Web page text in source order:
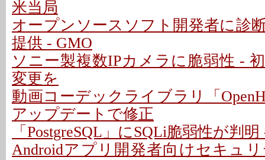
米当局
オープンソースソフト開発者に診
提供 - GMO
ソニー製複数IPカメラに脆弱性 -
変更を
動画コーデックライブラリ「
アップデートで修正
「PostgreSQL」にSQLi脆弱性が判
Androidアプリ開発者向けセキュ